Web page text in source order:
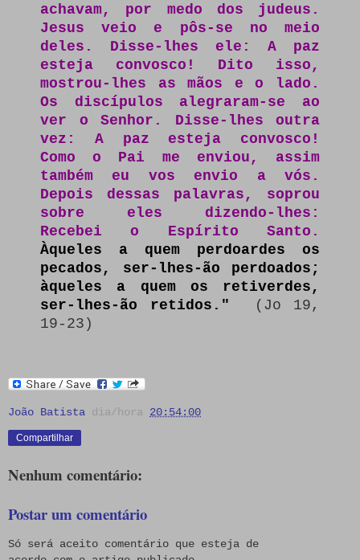
achavam, por medo dos judeus.
Jesus veio e pôs-se no meio
deles. Disse-lhes ele: A paz
esteja convosco! Dito isso,
mostrou-lhes as mãos e o lado.
Os discípulos alegraram-se ao
ver o Senhor. Disse-lhes outra
vez: A paz esteja convosco!
Como o Pai me enviou, assim
também eu vos envio a vós.
Depois dessas palavras, soprou
sobre eles dizendo-lhes:
Recebei o Espírito Santo.
Àqueles a quem perdoardes os
pecados, ser-lhes-ão perdoados;
àqueles a quem os retiverdes,
ser-lhes-ão retidos." (Jo 19,
19-23)
João Batista dia/hora 20:54:00
Compartilhar
Nenhum comentário:
Postar um comentário
Só será aceito comentário que esteja de